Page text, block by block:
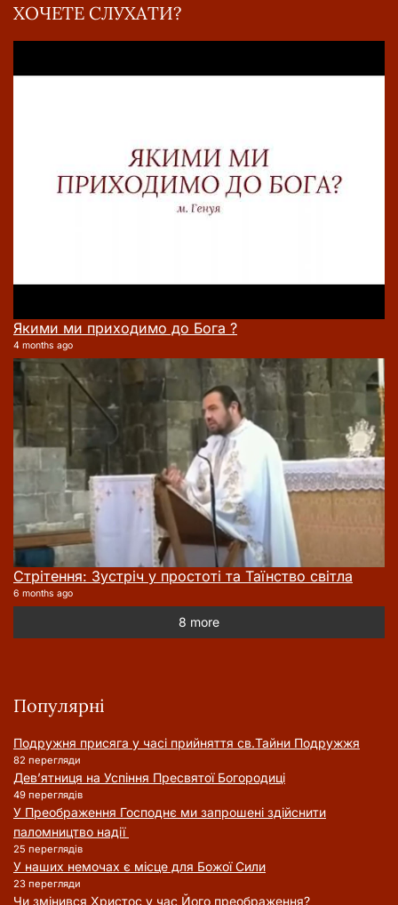
ХОЧЕТЕ СЛУХАТИ?
Якими ми приходимо до Бога ?
4 months ago
Стрітення: Зустріч у простоті та Таїнство світла
6 months ago
8 more
Популярні
Подружня присягa у часі прийняття cв.Тайни Подружжя
82 перегляди
Дев’ятниця на Успіння Пресвятої Богородиці
49 переглядів
У Преображення Господнє ми запрошені здійснити
паломництво надії
25 переглядів
У наших немочах є місце для Божої Сили
23 перегляди
Чи змінився Христос у час Його преображення?